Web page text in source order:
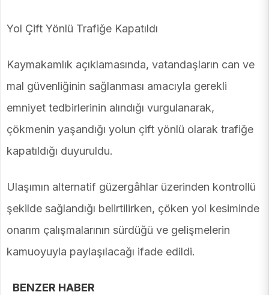
Yol Çift Yönlü Trafiğe Kapatıldı
Kaymakamlık açıklamasında, vatandaşların can ve
mal güvenliğinin sağlanması amacıyla gerekli
emniyet tedbirlerinin alındığı vurgulanarak,
çökmenin yaşandığı yolun çift yönlü olarak trafiğe
kapatıldığı duyuruldu.
Ulaşımın alternatif güzergâhlar üzerinden kontrollü
şekilde sağlandığı belirtilirken, çöken yol kesiminde
onarım çalışmalarının sürdüğü ve gelişmelerin
kamuoyuyla paylaşılacağı ifade edildi.
BENZER HABER